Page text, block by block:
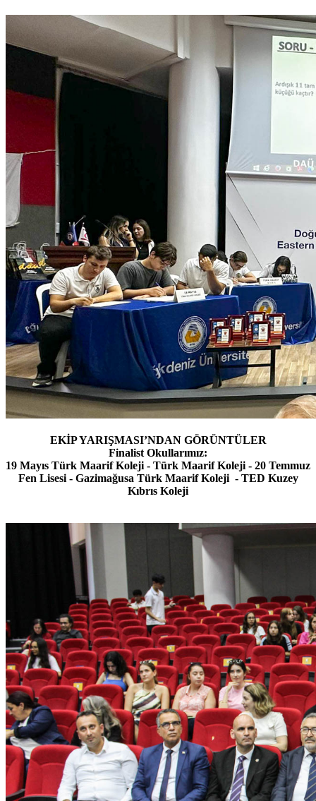
EKİP YARIŞMASI’NDAN GÖRÜNTÜLER
Finalist Okullarımız:
19 Mayıs Türk Maarif Koleji - Türk Maarif Koleji - 20 Temmuz
Fen Lisesi - Gazimağusa Türk Maarif Koleji - TED Kuzey
Kıbrıs Koleji